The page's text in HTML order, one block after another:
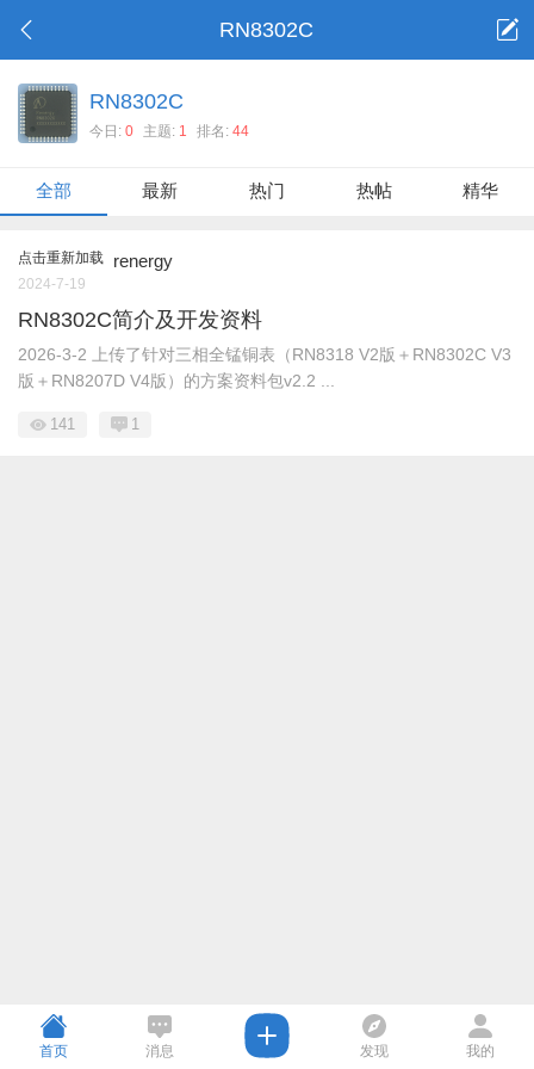
RN8302C
RN8302C
今日: 0 主题: 1 排名: 44
全部 最新 热门 热帖 精华
点击重新加载 renergy
2024-7-19
RN8302C简介及开发资料
2026-3-2 上传了针对三相全锰铜表（RN8318 V2版＋RN8302C V3
版＋RN8207D V4版）的方案资料包v2.2 ...
141 1
首页 消息 发现 我的